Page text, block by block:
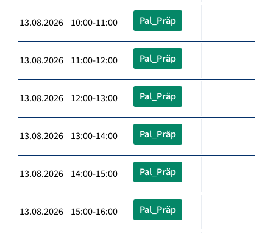
13.08.2026 10:00-11:00 Pal_Präp
13.08.2026 11:00-12:00 Pal_Präp
13.08.2026 12:00-13:00 Pal_Präp
13.08.2026 13:00-14:00 Pal_Präp
13.08.2026 14:00-15:00 Pal_Präp
13.08.2026 15:00-16:00 Pal_Präp